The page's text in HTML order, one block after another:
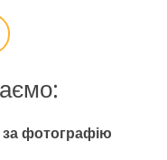
за фотографію